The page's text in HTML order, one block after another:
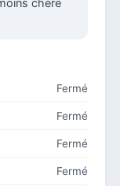
chère
Fermé
Fermé
Fermé
Fermé